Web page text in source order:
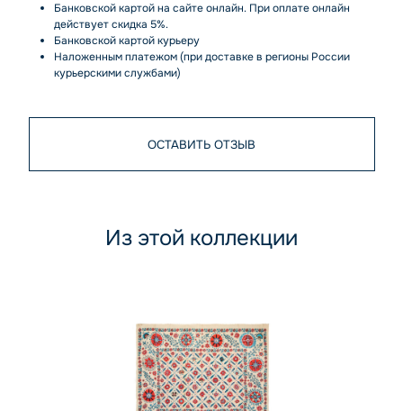
Банковской картой на сайте онлайн. При оплате онлайн
действует скидка 5%.
Банковской картой курьеру
Наложенным платежом (при доставке в регионы России
курьерскими службами)
ОСТАВИТЬ ОТЗЫВ
Из этой коллекции